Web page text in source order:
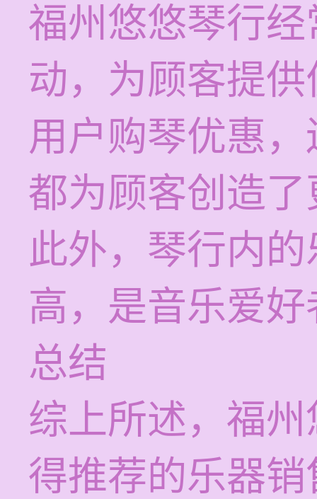
福州悠悠琴行
动，为顾客提
用户购琴优惠
都为顾客创造
此外，琴行内
高，是音乐爱
总结
综上所述，福
得推荐的乐器